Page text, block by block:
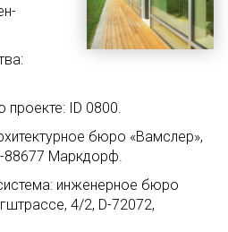
проекте: ID 0800.
бюро «Вамслер»,
88677 Маркдорф.
инженерное бюро
4/2, D-72072,